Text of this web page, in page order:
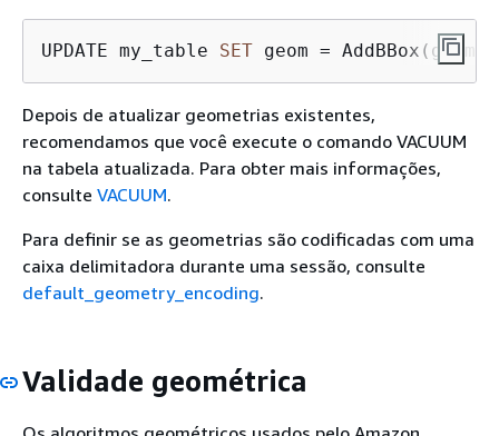
UPDATE my_table SET geom = AddBBox(geom)
Depois de atualizar geometrias existentes,
recomendamos que você execute o comando VACUUM
na tabela atualizada. Para obter mais informações,
consulte VACUUM.
Para definir se as geometrias são codificadas com uma
caixa delimitadora durante uma sessão, consulte
default_geometry_encoding.
Validade geométrica